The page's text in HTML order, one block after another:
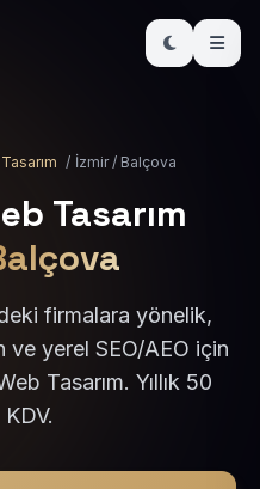
/ İzmir / Balçova
Tasarım
firmalara yönelik,
ve yerel SEO/AEO için
Tasarım. Yıllık 50